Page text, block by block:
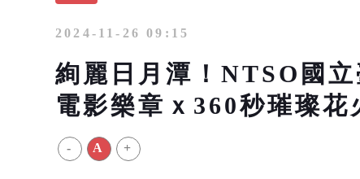
2024-11-26 09:15
絢麗日月潭！NTSO國
電影樂章ｘ360秒璀璨花
- A +